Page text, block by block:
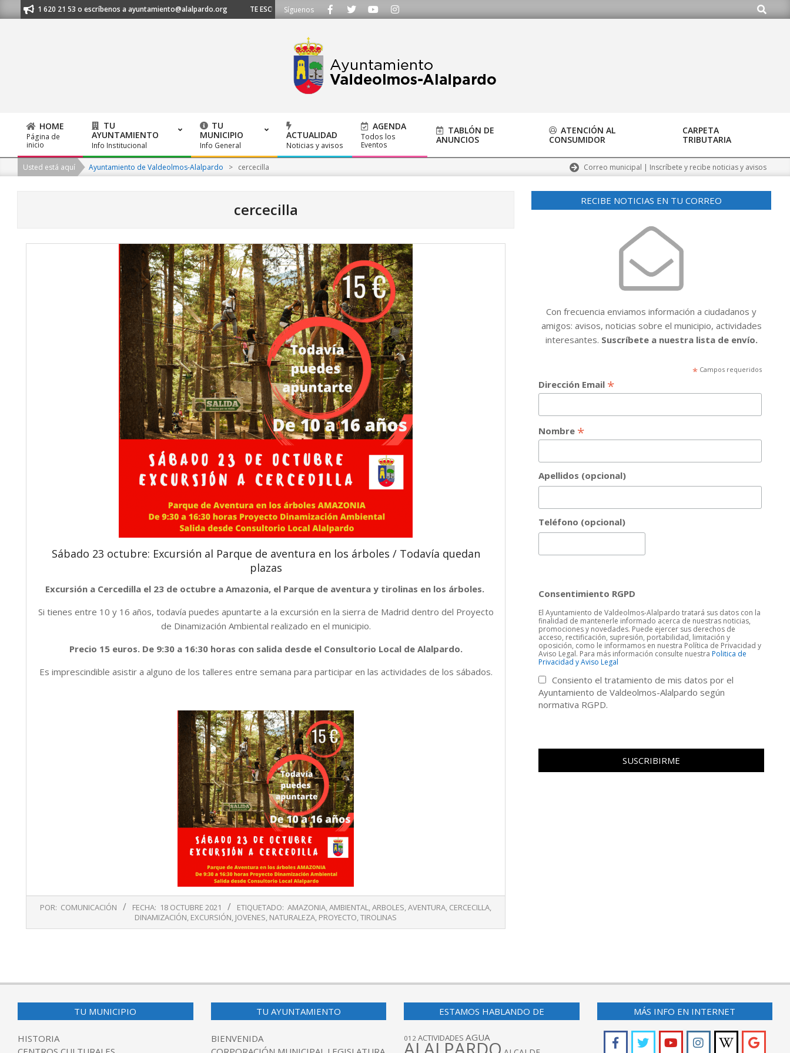
to
al 91 620 21 53 o escríbenos a ayuntamiento@alalpardo.org TE ESCUCHAMOS - Llámanos al 91 620 21 53 o escríbenos a ayuntamiento@alalpardo.org
Síguenos Buscar
Primary
Navigation
Menu
HOME
Página de
inicio
TU
AYUNTAMIENTO
Info Institucional
TU
MUNICIPIO
Info General
ACTUALIDAD
Noticias y avisos
AGENDA
Todos los
Eventos
TABLÓN DE
ANUNCIOS
ATENCIÓN AL
CONSUMIDOR
CARPETA
TRIBUTARIA
Usted está aquí Ayuntamiento de Valdeolmos-Alalpardo > cercecilla Correo municipal | Inscríbete y recibe noticias y avisos
cercecilla
Sábado 23 octubre: Excursión al Parque de aventura en los árboles / Todavía quedan
plazas
Excursión a Cercedilla el 23 de octubre a Amazonia, el Parque de aventura y tirolinas en los árboles.
Si tienes entre 10 y 16 años, todavía puedes apuntarte a la excursión en la sierra de Madrid dentro del Proyecto
de Dinamización Ambiental realizado en el municipio.
Precio 15 euros. De 9:30 a 16:30 horas con salida desde el Consultorio Local de Alalpardo.
Es imprescindible asistir a alguno de los talleres entre semana para participar en las actividades de los sábados.
18
POR: COMUNICACIÓN FECHA: 18 OCTUBRE 2021 ETIQUETADO: AMAZONIA,AMBIENTAL,ARBOLES,AVENTURA, CERCECILLA,
DINAMIZACIÓN, EXCURSIÓN, JOVENES, NATURALEZA, PROYECTO,TIROLINAS
RECIBE NOTICIAS EN TU CORREO
Con frecuencia enviamos información a ciudadanos y
amigos: avisos, noticias sobre el municipio, actividades
interesantes. Suscríbete a nuestra lista de envío.
* Campos requeridos
Dirección Email *
Nombre *
Apellidos (opcional)
Teléfono (opcional)
Consentimiento RGPD
El Ayuntamiento de Valdeolmos-Alalpardo tratará sus datos con la
finalidad de mantenerle informado acerca de nuestras noticias,
promociones y novedades. Puede ejercer sus derechos de
acceso, rectificación, supresión, portabilidad, limitación y
oposición, como le informamos en nuestra Política de Privacidad y
Aviso Legal. Para más información consulte nuestraPolitica de
Privacidad y Aviso Legal
Consiento el tratamiento de mis datos por el
Ayuntamiento de Valdeolmos-Alalpardo según
normativa RGPD.
TU MUNICIPIO
HISTORIA
TU AYUNTAMIENTO
BIENVENIDA
ESTAMOS HABLANDO DE
012 ACTIVIDADES AGUA
MÁS INFO EN INTERNET